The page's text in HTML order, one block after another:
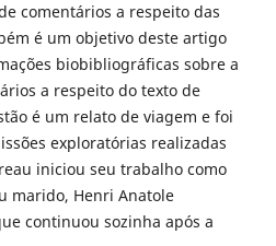
comentários a respeito das
é um objetivo deste artigo
biobibliográficas sobre a
a respeito do texto de
é um relato de viagem e foi
exploratórias realizadas
iniciou seu trabalho como
marido, Henri Anatole
continuou sozinha após a